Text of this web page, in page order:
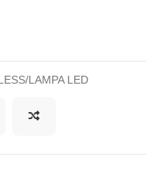
LAMPA LED